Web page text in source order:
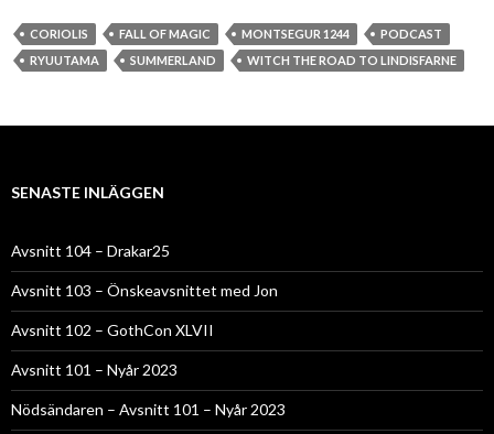
CORIOLIS FALL OF MAGIC MONTSEGUR 1244
PODCAST
RYUUTAMA
SUMMERLAND WITCH THE ROAD TO LINDISFARNE
SENASTE INLÄGGEN
Avsnitt 104 – Drakar25
Avsnitt 103 – Önskeavsnittet med Jon
Avsnitt 102 – GothCon XLVII
Avsnitt 101 – Nyår 2023
Nödsändaren – Avsnitt 101 – Nyår 2023